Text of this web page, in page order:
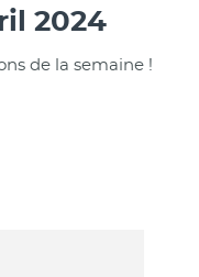
2024
de la semaine !